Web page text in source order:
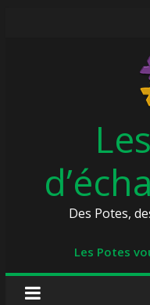
Des Potes,
Les Potes